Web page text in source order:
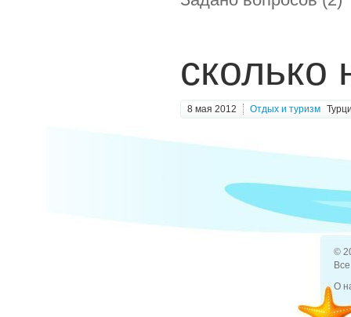
сколько
8 мая 2012 Отдых и туризм
8 мая 2012 Отдых и туризм
Какой
Отдых и туризм
©
О